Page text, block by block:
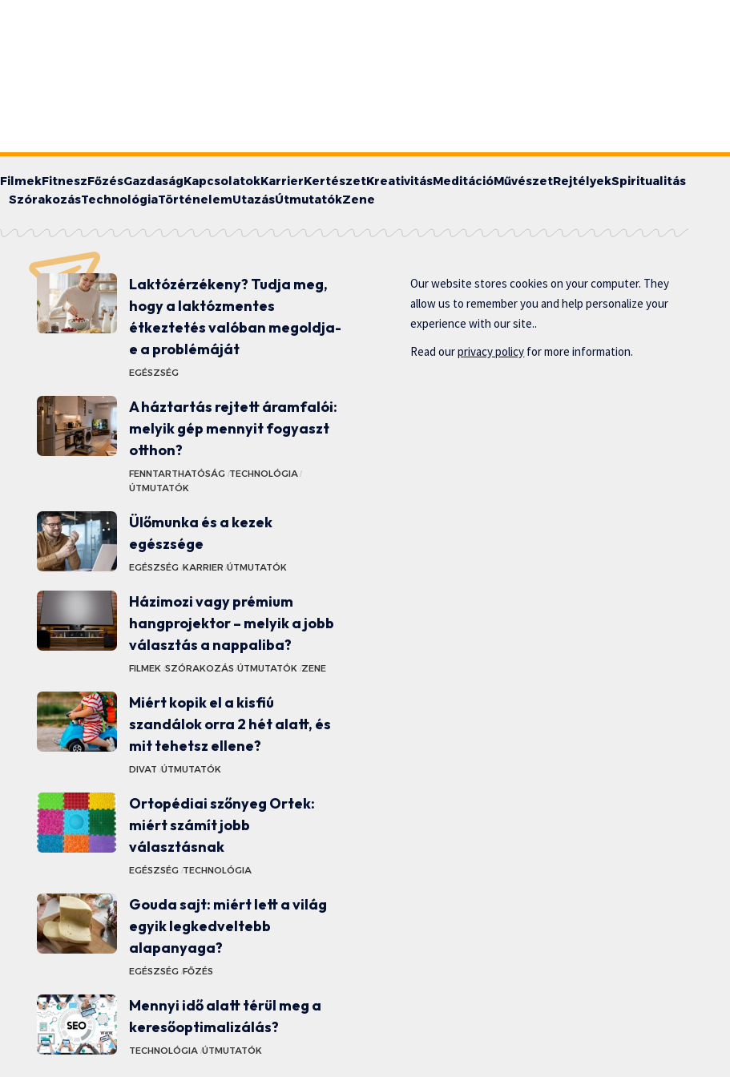
FilmekFitneszFőzésGazdaságKapcsolatokKarrierKertészetKreativitásMeditációMűvészetRejtélyekSpiritualitás
SzórakozásTechnológiaTörténelemUtazásÚtmutatókZene
Laktózérzékeny? Tudja meg,
hogy a laktózmentes
étkeztetés valóban megoldja-
e a problémáját
EGÉSZSÉG
A háztartás rejtett áramfalói:
melyik gép mennyit fogyaszt
otthon?
FENNTARTHATÓSÁG TECHNOLÓGIA
ÚTMUTATÓK
Ülőmunka és a kezek
egészsége
EGÉSZSÉG KARRIER ÚTMUTATÓK
Házimozi vagy prémium
hangprojektor – melyik a jobb
választás a nappaliba?
FILMEK SZÓRAKOZÁS ÚTMUTATÓK ZENE
Miért kopik el a kisfiú
szandálok orra 2 hét alatt, és
mit tehetsz ellene?
DIVAT ÚTMUTATÓK
Ortopédiai szőnyeg Ortek:
miért számít jobb
választásnak
EGÉSZSÉG TECHNOLÓGIA
Gouda sajt: miért lett a világ
egyik legkedveltebb
alapanyaga?
EGÉSZSÉG FŐZÉS
Mennyi idő alatt térül meg a
keresőoptimalizálás?
TECHNOLÓGIA ÚTMUTATÓK
Our website stores cookies on your computer. They
allow us to remember you and help personalize your
experience with our site..
Read ourprivacy policy for more information.